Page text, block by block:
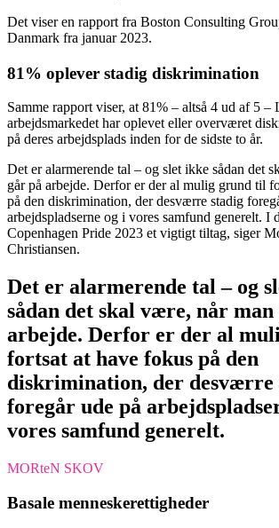
Det viser en rapport fra Boston Consulting
Danmark fra januar 2023.
81% oplever stadig diskrimination
Samme rapport viser, at 81% – altså 4 ud af 5
arbejdsmarkedet har oplevet eller overværet
på deres arbejdsplads inden for de sidste to år.
Det er alarmerende tal – og slet ikke sådan det
går på arbejde. Derfor er der al mulig grund til
på den diskrimination, der desværre stadig
arbejdspladserne og i vores samfund generelt. I
Copenhagen Pride 2023 et vigtigt tiltag, siger
Christiansen.
Det er alarmerende tal – og
sådan det skal være, når man
arbejde. Derfor er der al
fortsat at have fokus på den
diskrimination, der desværre
foregår ude på
vores samfund generelt.
MORteN SKOV
Basale menneskerettigheder